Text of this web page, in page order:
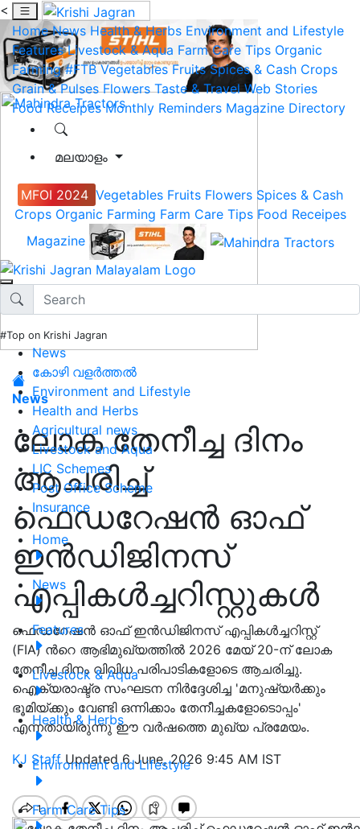
<
Home News Health & Herbs Environment and Lifestyle
Features Livestock & Aqua Farm Care Tips Organic
Farming #FTB Vegetables Fruits Spices & Cash Crops
Grain & Pulses Flowers Taste & Travel Web Stories
Food Receipes Monthly Reminders Magazine Directory
മലയാളം
MFOI 2024 Vegetables Fruits Flowers Spices & Cash
Crops Organic Farming Farm Care Tips Food Receipes
Magazine
#Top on Krishi Jagran
News
കോഴി വളർത്തൽ
Environment and Lifestyle
Health and Herbs
Agricultural news
Livestock and Aqua
LIC Schemes
Post Office Scheme
Insurance
Home
News
Features
Livestock & Aqua
Health & Herbs
Environment and Lifestyle
Farm Care Tips
News
ലോക തേനീച്ച ദിനം
ആചരിച്ച്
ഫെഡറേഷൻ ഓഫ്
ഇൻഡിജിനസ്
എപ്പികൾച്ചറിസ്റ്റുകൾ
ഫെഡറേഷൻ ഓഫ് ഇൻഡിജിനസ് എപ്പികൾച്ചറിസ്റ്റ്
(FIA) ൻറെ ആഭിമുഖ്യത്തിൽ 2026 മേയ് 20-ന് ലോക
തേനീച്ച ദിനം വിവിധ പരിപാടികളോടെ ആചരിച്ചു.
ഐക്യരാഷ്ട്ര സംഘടന നിർദ്ദേശിച്ച 'മനുഷ്യർക്കും
ഭൂമിയ്ക്കും വേണ്ടി ഒന്നിക്കാം തേനീച്ചകളോടൊപ്പം'
എന്നതായിരുന്നു ഈ വർഷത്തെ മുഖ്യ പ്രമേയം.
KJ StaffUpdated 6 June, 2026 9:45 AM IST